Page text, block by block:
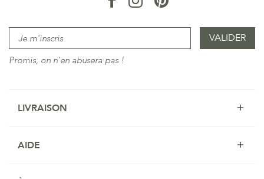
Promis, on n'en abusera pas !
LIVRAISON
AIDE